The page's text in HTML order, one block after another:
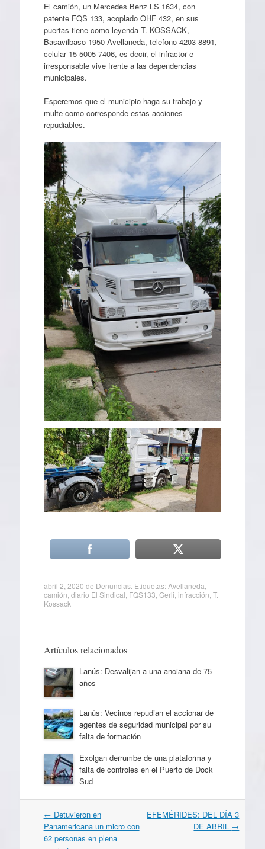
El camión, un Mercedes Benz LS 1634, con
patente FQS 133, acoplado OHF 432, en sus
puertas tiene como leyenda T. KOSSACK,
Basavilbaso 1950 Avellaneda, telefono 4203-8891,
celular 15-5005-7406, es decir, el infractor e
irresponsable vive frente a las dependencias
municipales.
Esperemos que el municipio haga su trabajo y
multe como corresponde estas acciones
repudiables.
abril 2, 2020 de Denuncias. Etiquetas:Avellaneda
camión diario El Sindical FQS133 Gerli infracción T.
Kossack
Artículos relacionados
Lanús: Desvalijan a una anciana de 75
años
Lanús: Vecinos repudian el accionar de
agentes de seguridad municipal por su
falta de formación
Exolgan derrumbe de una plataforma y
falta de controles en el Puerto de Dock
Sud
Navegación
por
artículos
← Detuvieron en
Panamericana un micro con
62 personas en plena
EFEMÉRIDES: DEL DÍA 3
DE ABRIL →